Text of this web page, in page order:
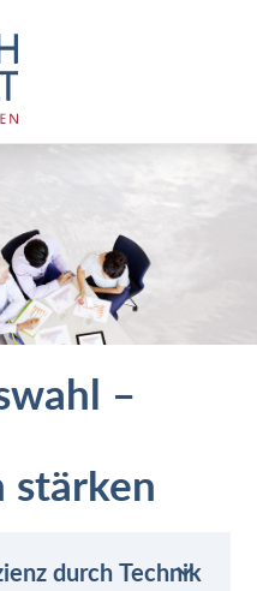
–
stärken
durch Technik